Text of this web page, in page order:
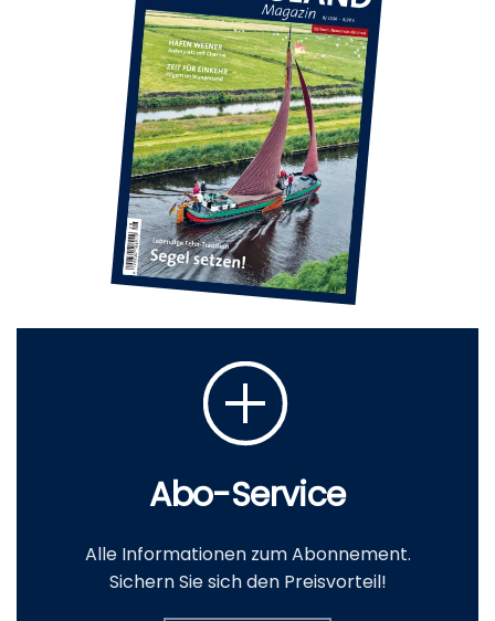
Abo-Service
Alle Informationen zum Abonnement.
Sichern Sie sich den Preisvorteil!